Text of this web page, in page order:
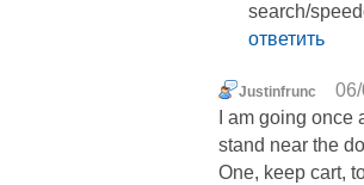
search/
ответить
Justinfrunc
I am going
stand near the
One, keep cart,